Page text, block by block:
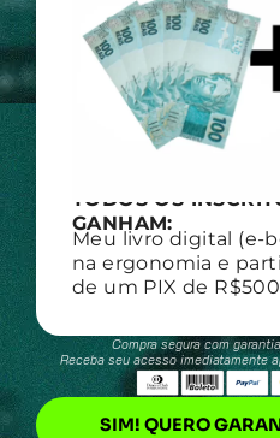
TODOS OS
GANHAM:
Meu livro digital (e-
na ergonomia e
de um PIX de
SIM! QUERO
Compra segura com
Receba seu acesso imediatamente